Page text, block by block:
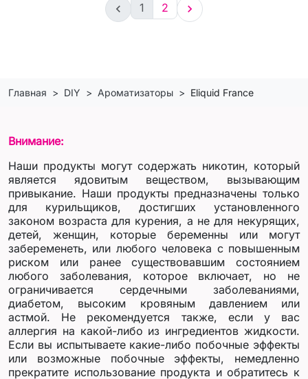
 1 2 
Главная DIY Ароматизаторы Eliquid France
Внимание:
Наши продукты могут содержать никотин, который
является ядовитым веществом, вызывающим
привыкание. Наши продукты предназначены только
для курильщиков, достигших установленного
законом возраста для курения, а не для некурящих,
детей, женщин, которые беременны или могут
забеременеть, или любого человека с повышенным
риском или ранее существовавшим состоянием
любого заболевания, которое включает, но не
ограничивается сердечными заболеваниями,
диабетом, высоким кровяным давлением или
астмой. Не рекомендуется также, если у вас
аллергия на какой-либо из ингредиентов жидкости.
Если вы испытываете какие-либо побочные эффекты
или возможные побочные эффекты, немедленно
прекратите использование продукта и обратитесь к